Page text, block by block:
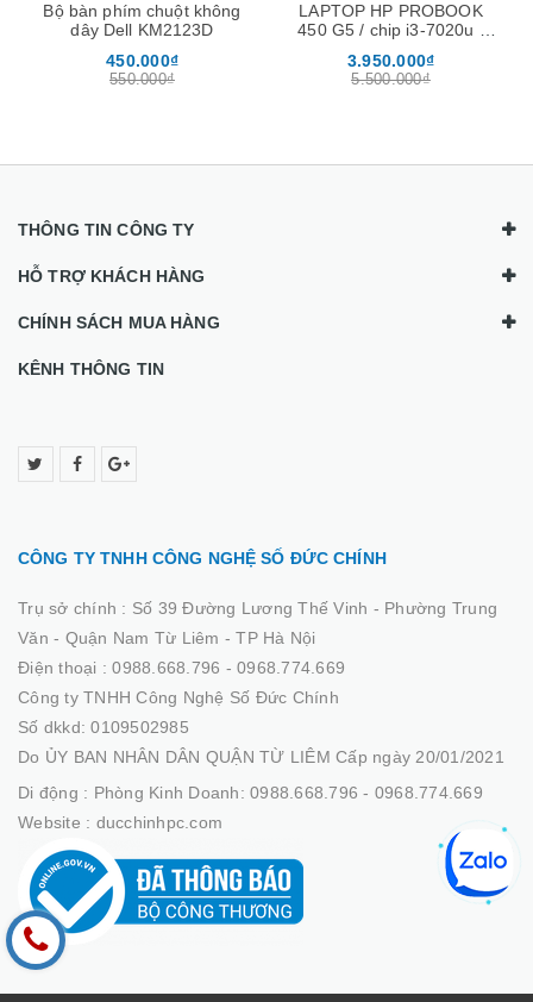
Bộ bàn phím chuột không
dây Dell KM2123D
450.000₫
550.000₫
LAPTOP HP PROBOOK
450 G5 / chip i3-7020u /
màn 15.6″
3.950.000₫
5.500.000₫
THÔNG TIN CÔNG TY
HỖ TRỢ KHÁCH HÀNG
CHÍNH SÁCH MUA HÀNG
KÊNH THÔNG TIN
CÔNG TY TNHH CÔNG NGHỆ SỐ ĐỨC CHÍNH
Trụ sở chính : Số 39 Đường Lương Thế Vinh - Phường Trung
Văn - Quận Nam Từ Liêm - TP Hà Nội
Điện thoại :0988.668.796 - 0968.774.669
Công ty TNHH Công Nghệ Số Đức Chính
Số dkkd: 0109502985
Do ỦY BAN NHÂN DÂN QUẬN TỪ LIÊM Cấp ngày 20/01/2021
Di động : Phòng Kinh Doanh: 0988.668.796 - 0968.774.669
Website : ducchinhpc.com